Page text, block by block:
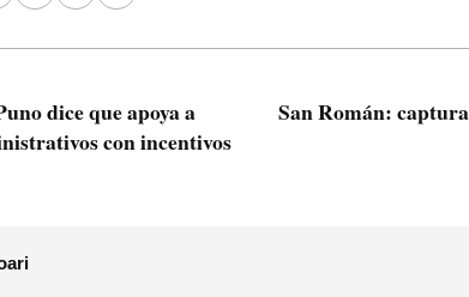
dice que apoya a
con incentivos
San Román: